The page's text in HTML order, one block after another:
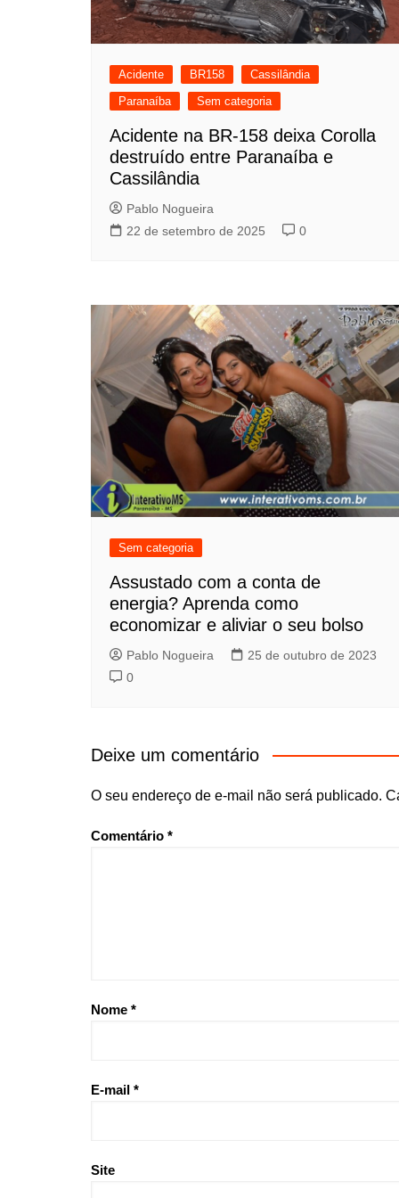
Acidente BR158
Cassilândia
Paranaíba
Sem categoria
Acidente na BR-158 deixa Corolla
destruído entre Paranaíba e
Cassilândia
Pablo Nogueira
22 de setembro de 2025
0
Sem categoria
Assustado com a conta de
energia? Aprenda como
economizar e aliviar o seu bolso
Pablo Nogueira
25 de outubro de 2023
0
Deixe um comentário
O seu endereço de e-mail não será publicado.
Comentário *
Nome *
E-mail *
Site